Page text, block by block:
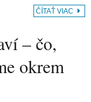
ČÍTAŤ VIAC
– čo,
okrem